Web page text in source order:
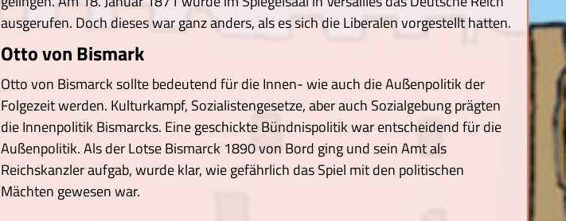
ausgerufen. Doch dieses war ganz anders, als es sich die Liberalen vorgestellt hatten.
Otto von Bismark
Otto von Bismarck sollte bedeutend für die Innen- wie auch die Außenpolitik der
Folgezeit werden. Kulturkampf, Sozialistengesetze, aber auch Sozialgebung prägten
die Innenpolitik Bismarcks. Eine geschickte Bündnispolitik war entscheidend für die
Außenpolitik. Als der Lotse Bismarck 1890 von Bord ging und sein Amt als
Reichskanzler aufgab, wurde klar, wie gefährlich das Spiel mit den politischen
Mächten gewesen war.